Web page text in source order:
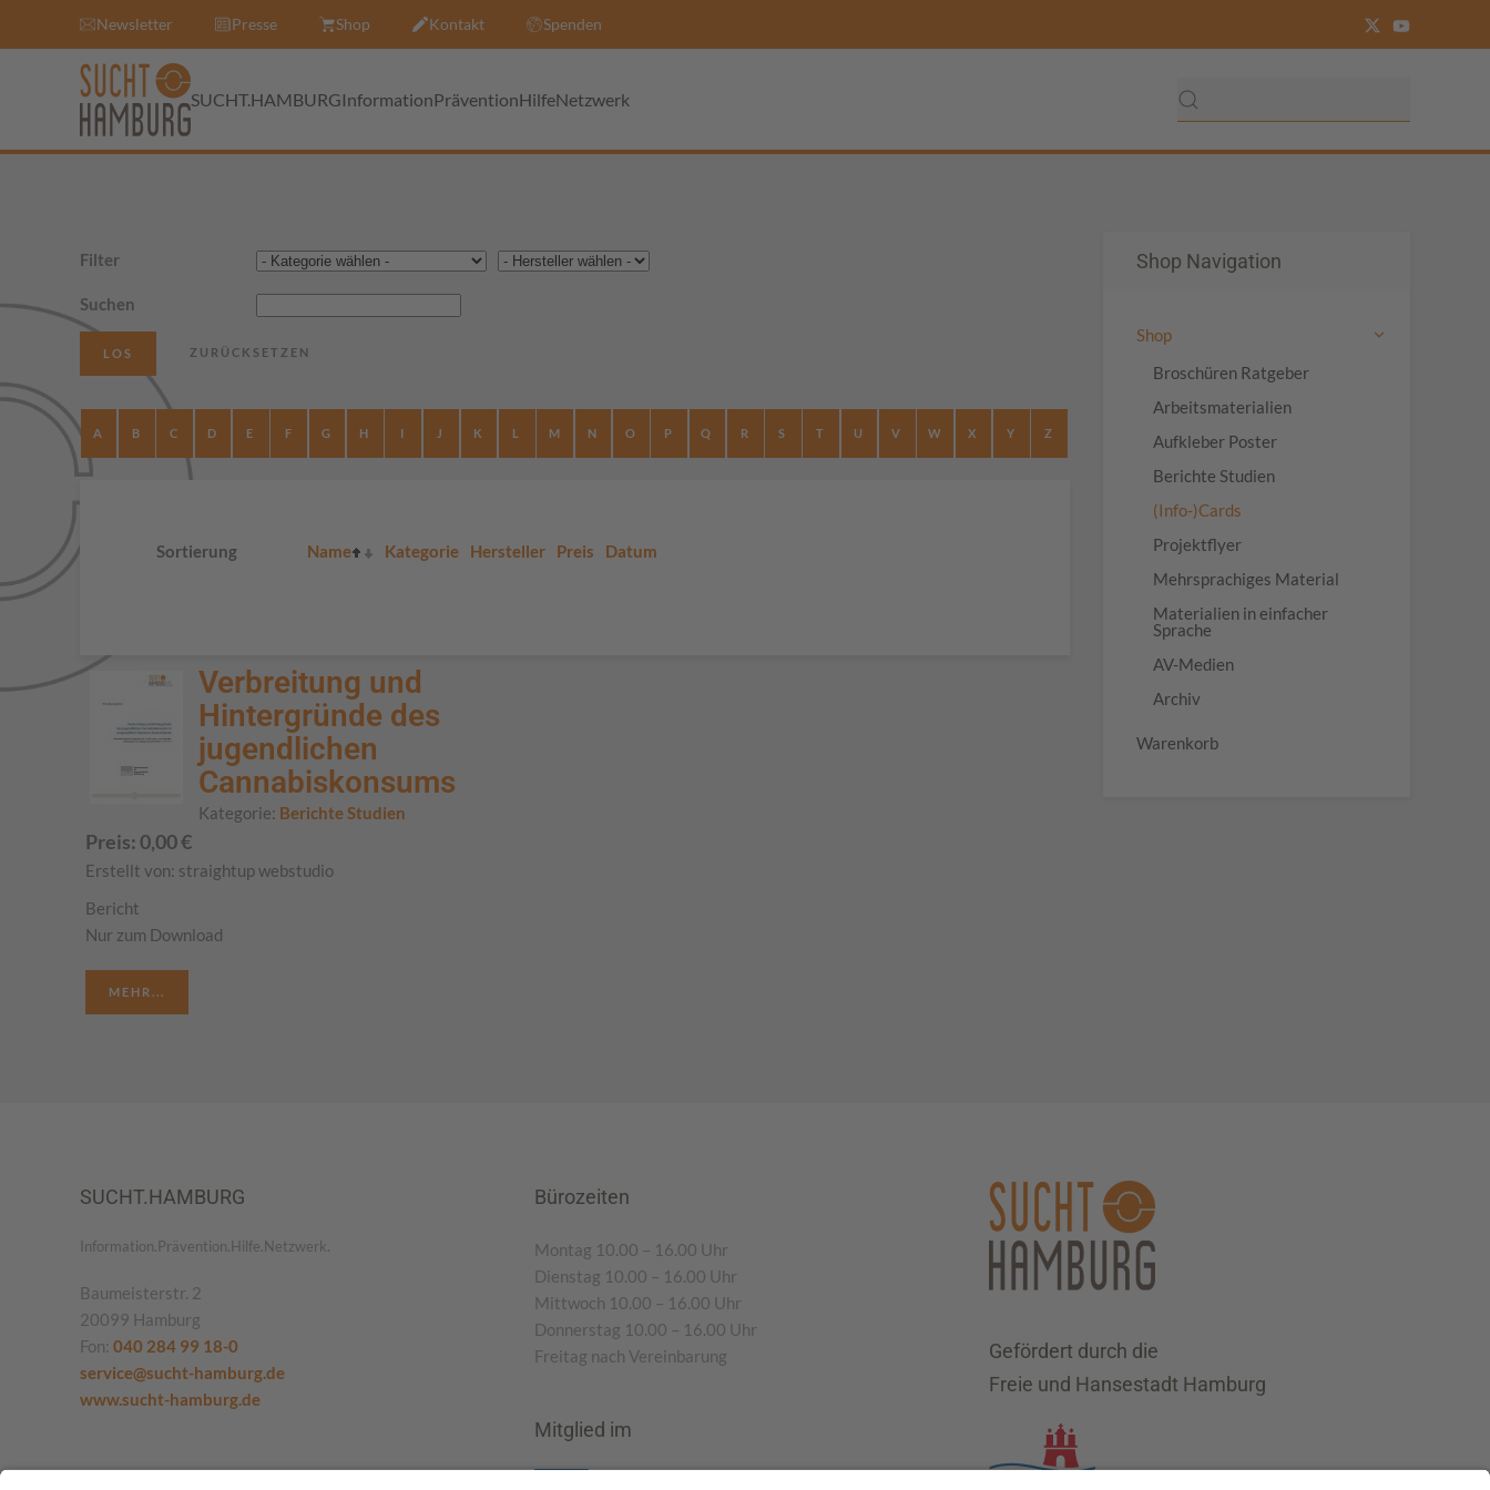
Newsletter Presse Shop Kontakt Spenden
SUCHT.HAMBURGInformationPräventionHilfeNetzwerk
Filter
Suchen
A B C D E F G H I J K L M N O P Q R S T U V W X Y Z
Sortierung Name Kategorie Hersteller Preis Datum
Verbreitung und
Hintergründe des
jugendlichen
Cannabiskonsums
Kategorie: Berichte Studien
Preis: 0,00€
Erstellt von: straightup webstudio
Bericht
Nur zum Download
MEHR...
Shop Navigation
Shop
Broschüren Ratgeber
Arbeitsmaterialien
Aufkleber Poster
Berichte Studien
(Info-)Cards
Projektflyer
Mehrsprachiges Material
Materialien in einfacher
Sprache
AV-Medien
Archiv
Warenkorb
SUCHT.HAMBURG
Information.Prävention.Hilfe.Netzwerk.
Baumeisterstr. 2
20099 Hamburg
Fon: 040 284 99 18-0
service@sucht-hamburg.de
www.sucht-hamburg.de
Bürozeiten
Montag 10.00 – 16.00 Uhr
Dienstag 10.00 – 16.00 Uhr
Mittwoch 10.00 – 16.00 Uhr
Donnerstag 10.00 – 16.00 Uhr
Freitag nach Vereinbarung
Mitglied im
Gefördert durch die
Freie und Hansestadt Hamburg